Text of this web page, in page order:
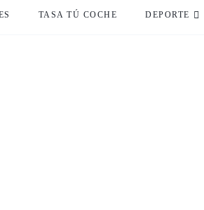
TASA TÚ COCHE DEPORTE